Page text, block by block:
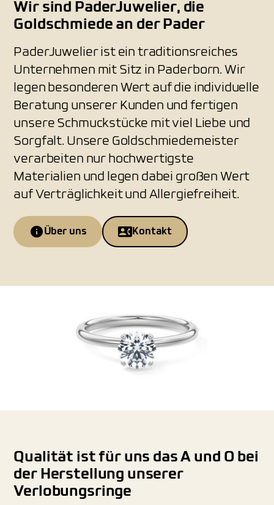
Wir sind PaderJuwelier, die
Goldschmiede an der Pader
PaderJuwelier ist ein traditionsreiches
Unternehmen mit Sitz in Paderborn. Wir
legen besonderen Wert auf die individuelle
Beratung unserer Kunden und fertigen
unsere Schmuckstücke mit viel Liebe und
Sorgfalt. Unsere Goldschmiedemeister
verarbeiten nur hochwertigste
Materialien und legen dabei großen Wert
auf Verträglichkeit und Allergiefreiheit.
Über uns Kontakt
Qualität ist für uns das A und O bei
der Herstellung unserer
Verlobungsringe